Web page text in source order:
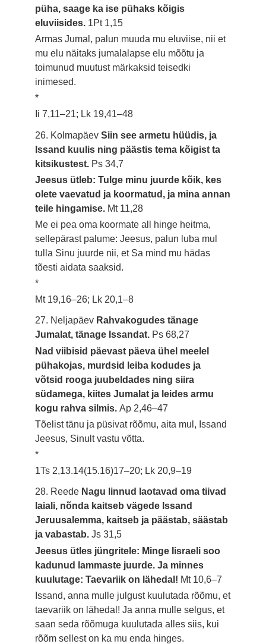
püha, saage ka ise pühaks kõigis
eluviisides. 1Pt 1,15
Armas Jumal, palun muuda mu eluviise, nii et
mu elu näitaks jumalalapse elu mõõtu ja
toimunud muutust märkaksid teisedki
inimesed.
*
Ii 7,11–21; Lk 19,41–48
26. KolmapäevSiin see armetu hüüdis, ja
Issand kuulis ning päästis tema kõigist ta
kitsikustest. Ps 34,7
Jeesus ütleb: Tulge minu juurde kõik, kes
olete vaevatud ja koormatud, ja mina annan
teile hingamise. Mt 11,28
Me ei pea oma koormate all hinge heitma,
sellepärast palume: Jeesus, palun luba mul
tulla Sinu juurde nii, et Sa mind mu hädas
tõesti aidata saaksid.
*
Mt 19,16–26; Lk 20,1–8
27. Neljapäev Rahvakogudes tänage
Jumalat, tänage Issandat. Ps 68,27
Nad viibisid päevast päeva ühel meelel
pühakojas, murdsid leiba kodudes ja
võtsid rooga juubeldades ning siira
südamega, kiites Jumalat ja leides armu
kogu rahva silmis.Ap 2,46–47
Tõelist tänu ja püsivat rõõmu, aita mul, Issand
Jeesus, Sinult vastu võtta.
*
1Ts 2,13.14(15.16)17–20; Lk 20,9–19
28. Reede Nagu linnud laotavad oma tiivad
laiali, nõnda kaitseb vägede Issand
Jeruusalemma, kaitseb ja päästab, säästab
ja vabastab.Js 31,5
Jeesus ütles jüngritele: Minge Iisraeli soo
kadunud lammaste juurde. Ja minnes
kuulutage: Taevariik on lähedal! Mt 10,6–7
Issand, anna mulle julgust kuulutada rõõmu, et
taevariik on lähedal! Ja anna mulle selgus, et
saan seda rõõmuga kuulutada alles siis, kui
rõõm sellest on ka mu enda hinges.